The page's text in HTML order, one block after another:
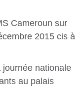
Cameroun sur
2015 cis à
nationale
au palais